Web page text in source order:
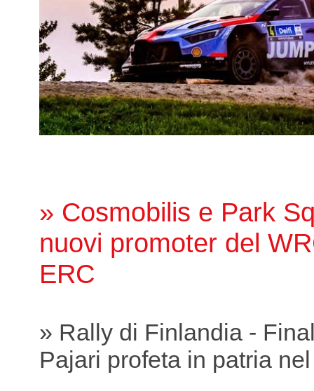
» Cosmobilis e Park
nuovi promoter del
ERC
» Rally di Finlandia -
Pajari profeta in patria